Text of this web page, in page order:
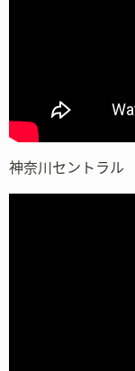
神奈川セントラル